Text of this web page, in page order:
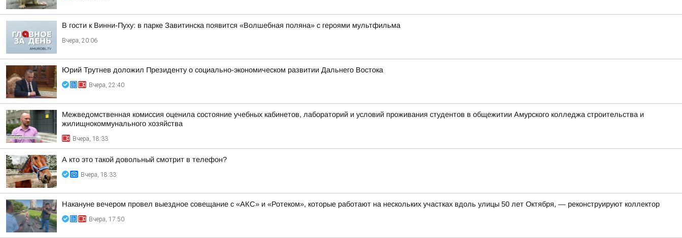
В гости к Винни-Пуху: в парке Завитинска появится «Волшебная поляна» с героями мультфильма
Вчера, 20:06
Юрий Трутнев доложил Президенту о социально-экономическом развитии Дальнего Востока
Вчера, 22:40
Межведомственная комиссия оценила состояние учебных кабинетов, лабораторий и условий проживания студентов в общежитии Амурского колледжа строительства и
жилищнокоммунального хозяйства
Вчера, 18:33
А кто это такой довольный смотрит в телефон?
Вчера, 18:33
Накануне вечером провел выездное совещание с «АКС» и «Ротеком», которые работают на нескольких участках вдоль улицы 50 лет Октября, — реконструируют коллектор
Вчера, 17:50